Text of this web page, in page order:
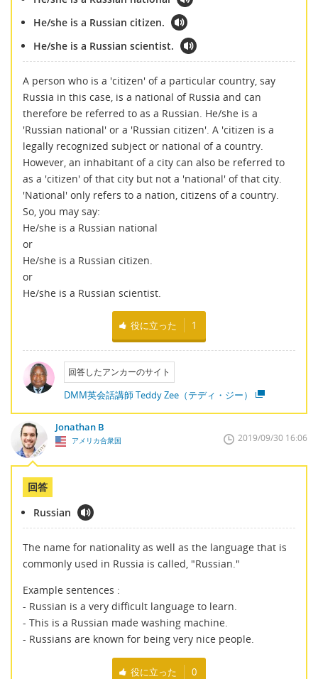
He/she is a Russian citizen.
He/she is a Russian scientist.
A person who is a 'citizen' of a particular country, say
Russia in this case, is a national of Russia and can
therefore be referred to as a Russian. He/she is a
'Russian national' or a 'Russian citizen'. A 'citizen is a
legally recognized subject or national of a country.
However, an inhabitant of a city can also be referred to
as a 'citizen' of that city but not a 'national' of that city.
'National' only refers to a nation, citizens of a country.
So, you may say:
He/she is a Russian national
or
He/she is a Russian citizen.
or
He/she is a Russian scientist.
役に立った 1
回答したアンカーのサイト
DMM英会話講師 Teddy Zee（テディ・ジー）
Jonathan B
アメリカ合衆国 2019/09/30 16:06
回答
Russian
The name for nationality as well as the language that is
commonly used in Russia is called, "Russian."
Example sentences :
- Russian is a very difficult language to learn.
- This is a Russian made washing machine.
- Russians are known for being very nice people.
役に立った 0